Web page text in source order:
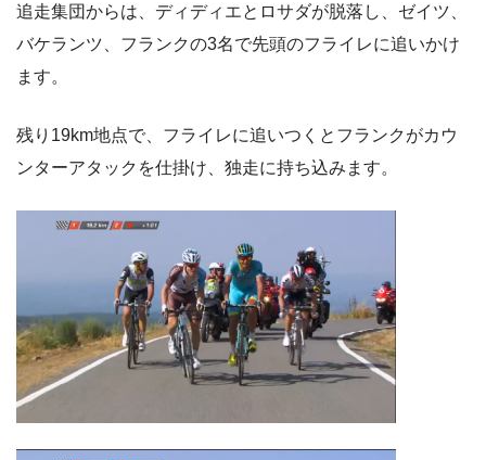
追走集団からは、ディディエとロサダが脱落し、ゼイツ、
バケランツ、フランクの3名で先頭のフライレに追いかけ
ます。
残り19km地点で、フライレに追いつくとフランクがカウ
ンターアタックを仕掛け、独走に持ち込みます。